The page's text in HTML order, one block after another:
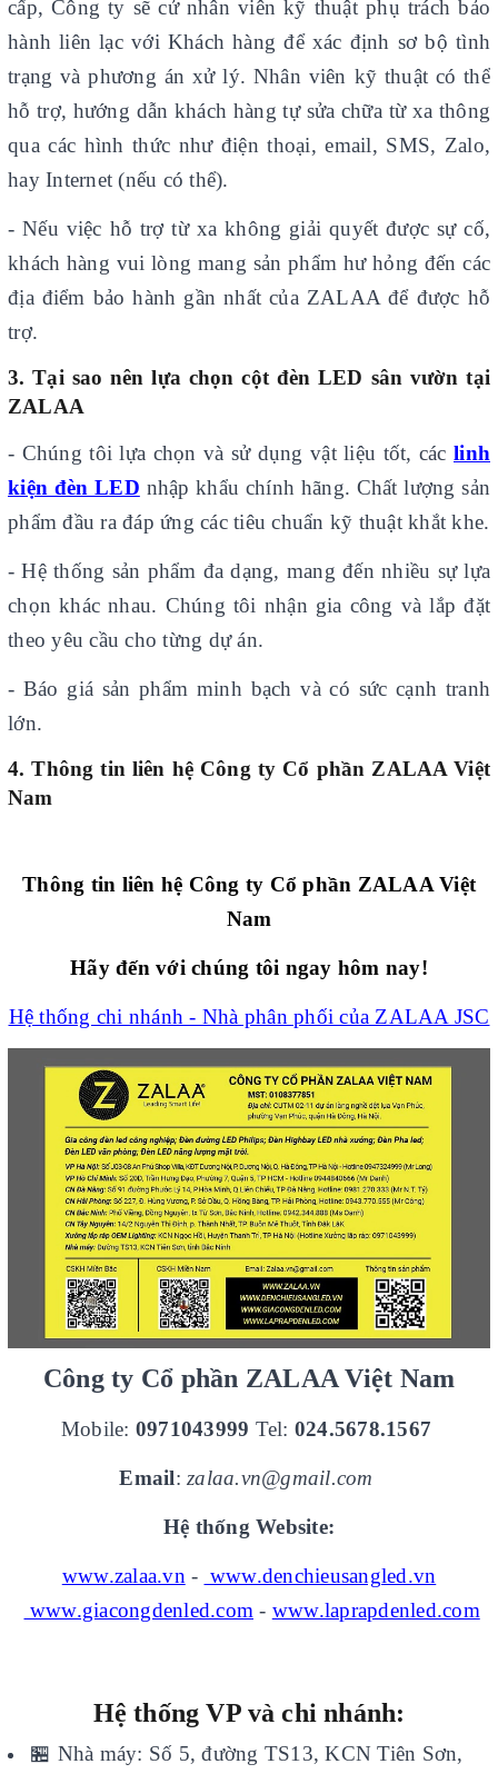
cấp, Công ty sẽ cử nhân viên kỹ thuật phụ trách bảo
hành liên lạc với Khách hàng để xác định sơ bộ tình
trạng và phương án xử lý. Nhân viên kỹ thuật có thể
hỗ trợ, hướng dẫn khách hàng tự sửa chữa từ xa thông
qua các hình thức như điện thoại, email, SMS, Zalo,
hay Internet (nếu có thể).
- Nếu việc hỗ trợ từ xa không giải quyết được sự cố,
khách hàng vui lòng mang sản phẩm hư hỏng đến các
địa điểm bảo hành gần nhất của ZALAA để được hỗ
trợ.
3. Tại sao nên lựa chọn cột đèn LED sân vườn tại
ZALAA
- Chúng tôi lựa chọn và sử dụng vật liệu tốt, các linh
kiện đèn LED nhập khẩu chính hãng. Chất lượng sản
phẩm đầu ra đáp ứng các tiêu chuẩn kỹ thuật khắt khe.
- Hệ thống sản phẩm đa dạng, mang đến nhiều sự lựa
chọn khác nhau. Chúng tôi nhận gia công và lắp đặt
theo yêu cầu cho từng dự án.
- Báo giá sản phẩm minh bạch và có sức cạnh tranh
lớn.
4. Thông tin liên hệ Công ty Cổ phần ZALAA Việt
Nam
Thông tin liên hệ Công ty Cổ phần ZALAA Việt
Nam
Hãy đến với chúng tôi ngay hôm nay!
Hệ thống chi nhánh - Nhà phân phối của ZALAA JSC
Công ty Cổ phần ZALAA Việt Nam
Mobile: 0971043999 Tel: 024.5678.1567
Email: zalaa.vn@gmail.com
Hệ thống Website:
www.zalaa.vn - www.denchieusangled.vn
www.giacongdenled.com - www.laprapdenled.com
Hệ thống VP và chi nhánh:
🏪 Nhà máy: Số 5, đường TS13, KCN Tiên Sơn,